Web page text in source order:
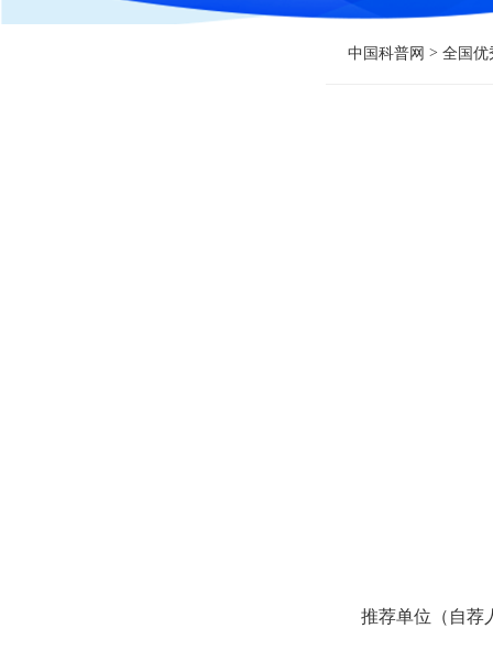
中国科普网 > 全国优
推荐单位（自荐